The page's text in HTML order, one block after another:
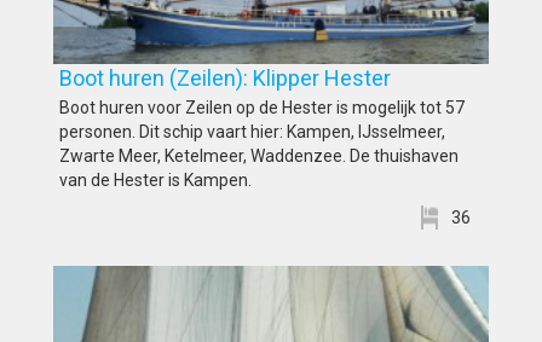
Boot huren (Zeilen): Klipper Hester
Boot huren voor Zeilen op de Hester is mogelijk tot 57
personen. Dit schip vaart hier: Kampen, IJsselmeer,
Zwarte Meer, Ketelmeer, Waddenzee. De thuishaven
van de Hester is Kampen.
36